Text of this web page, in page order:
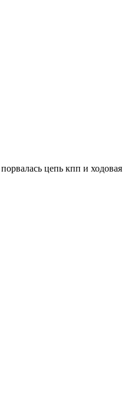
цепь кпп и ходовая